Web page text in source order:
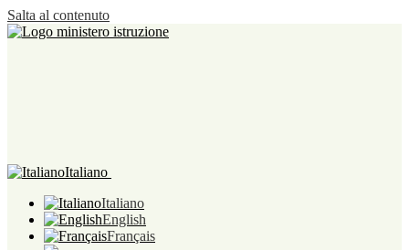
Salta al contenuto
Italiano
Italiano
English
Français